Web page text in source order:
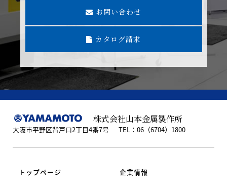
お問い合わせ
カタログ請求
株式会社山本金属製作所
大阪市平野区背戸口2丁目4番7号 TEL：06（6704）1800
トップページ 企業情報